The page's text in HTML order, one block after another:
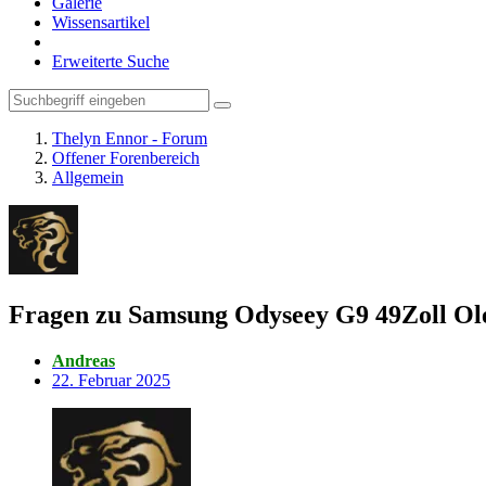
Wissensartikel
Erweiterte Suche
Thelyn Ennor - Forum
Offener Forenbereich
Allgemein
Fragen zu Samsung Odyseey G9 49Zoll
Andreas
22. Februar 2025